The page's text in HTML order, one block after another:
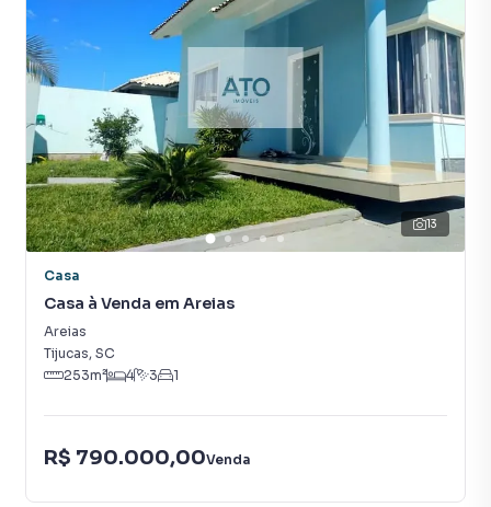
13
Casa
Casa à Venda em Areias
Areias
Tijucas, SC
253m² 4 3 1
R$ 790.000,00Venda